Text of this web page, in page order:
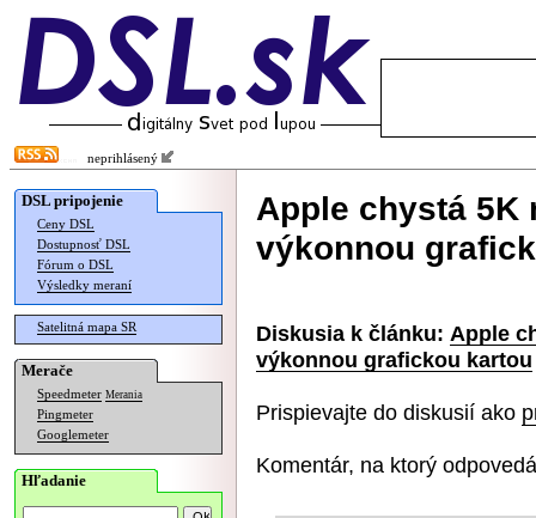
neprihlásený
DSL pripojenie
Ceny DSL
Dostupnosť DSL
Fórum o DSL
Výsledky meraní
Satelitná mapa SR
Merače
Speedmeter Merania
Pingmeter
Googlemeter
Hľadanie
Apple chystá 5K
výkonnou
Diskusia k článku: Apple
výkonnou grafickou kartou
Prispievajte do diskusií ako
Komentár, na ktorý